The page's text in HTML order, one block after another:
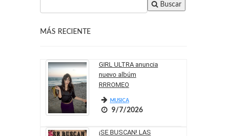
Buscar
MÁS RECIENTE
GIRL ULTRA anuncia
nuevo albúm
RRROMEO
MUSICA
9/7/2026
¡SE BUSCAN! LAS